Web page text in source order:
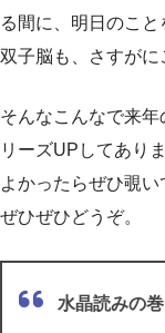
る間に、明日のこ
双子脳も、さすがに
そんなこんなで来
リーズUPしてありま
よかったらぜひ覗い
ぜひぜひどうぞ。
水晶読みの